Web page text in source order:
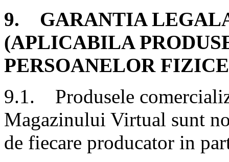
9. GARANTIA
(APLICABILA
PERSOANELOR
9.1. Produsele
Magazinului Virtual sunt
de fiecare producator in